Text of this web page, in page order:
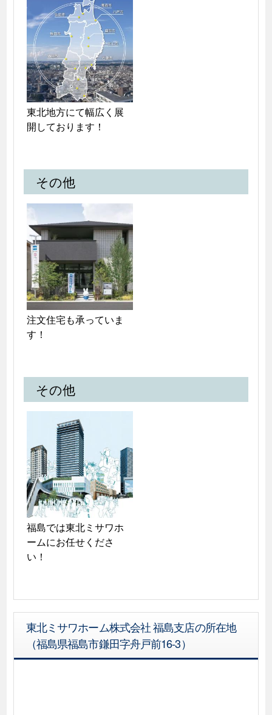
東北地方にて幅広く展
開しております！
その他
注文住宅も承っていま
す！
その他
福島では東北ミサワホ
ームにお任せくださ
い！
東北ミサワホーム株式会社 福島支店の所在地
（福島県福島市鎌田字舟戸前16-3）